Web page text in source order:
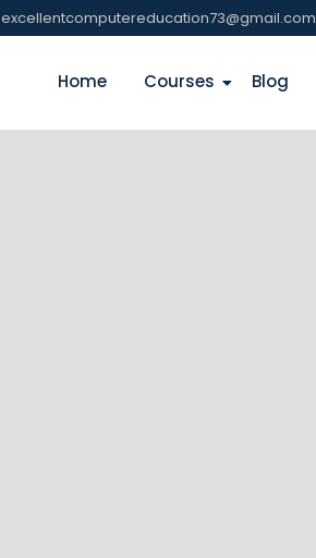
excellentcomputereducation73@gmail.com
Home Courses Blog